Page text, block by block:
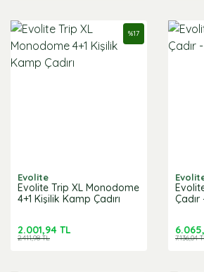
Evolite
Evolite Trip XL Monodome
4+1 Kişilik Kamp Çadırı
%17
2.001,94 TL
2.411,98 TL 7.136,04